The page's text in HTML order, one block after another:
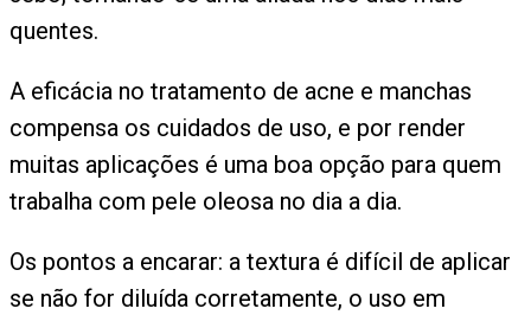
quentes.
A eficácia no tratamento de acne e manchas
compensa os cuidados de uso, e por render
muitas aplicações é uma boa opção para quem
trabalha com pele oleosa no dia a dia.
Os pontos a encarar: a textura é difícil de aplicar
se não for diluída corretamente, o uso em